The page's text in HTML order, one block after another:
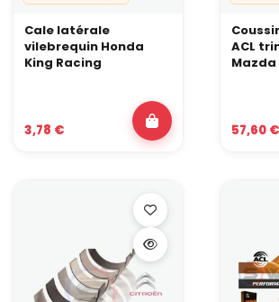
Cale latérale
vilebrequin Honda
King Racing
3,78 €
ACL
Mazda
57,60 €